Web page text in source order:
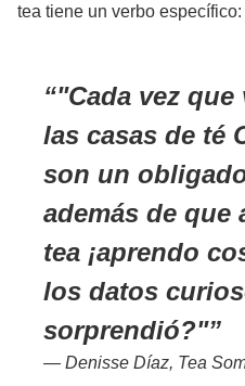
tea tiene un verbo específico:
"Cada vez
las casas de té
son un
además de que
tea ¡aprendo
los datos
sorprendió?"
— Denisse Díaz, Tea